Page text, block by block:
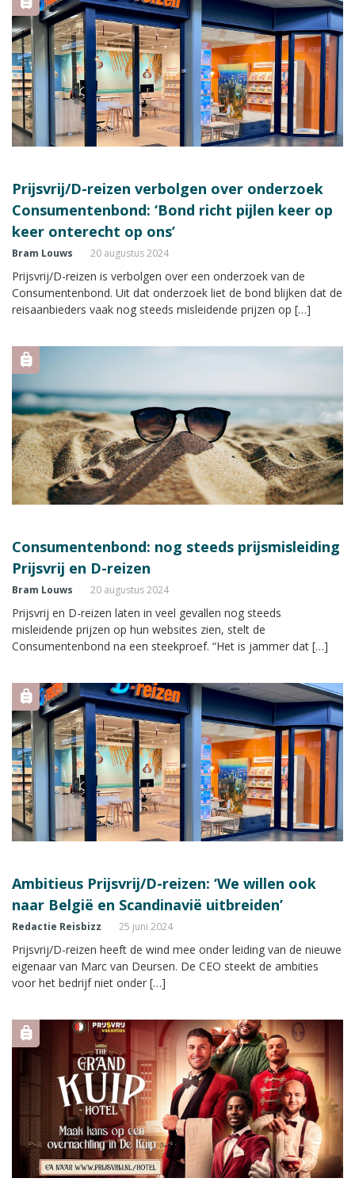
Prijsvrij/D-reizen verbolgen over onderzoek
Consumentenbond: ‘Bond richt pijlen keer op
keer onterecht op ons’
Bram Louws 20 augustus 2024
Prijsvrij/D-reizen is verbolgen over een onderzoek van de
Consumentenbond. Uit dat onderzoek liet de bond blijken dat de
reisaanbieders vaak nog steeds misleidende prijzen op […]
Consumentenbond: nog steeds prijsmisleiding
Prijsvrij en D-reizen
Bram Louws 20 augustus 2024
Prijsvrij en D-reizen laten in veel gevallen nog steeds
misleidende prijzen op hun websites zien, stelt de
Consumentenbond na een steekproef. “Het is jammer dat […]
Ambitieus Prijsvrij/D-reizen: ‘We willen ook
naar België en Scandinavië uitbreiden’
Redactie Reisbizz 25 juni 2024
Prijsvrij/D-reizen heeft de wind mee onder leiding van de nieuwe
eigenaar van Marc van Deursen. De CEO steekt de ambities
voor het bedrijf niet onder […]